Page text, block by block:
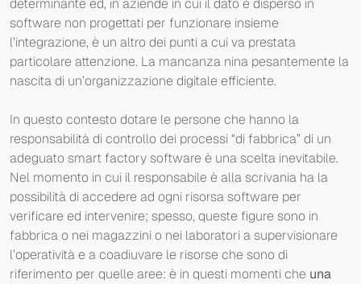
determinante ed, in aziende in cui il dato è disperso in
software non progettati per funzionare insieme
l’integrazione, è un altro dei punti a cui va prestata
particolare attenzione. La mancanza nina pesantemente la
nascita di un’organizzazione digitale efficiente.
In questo contesto dotare le persone che hanno la
responsabilità di controllo dei processi “di fabbrica” di un
adeguato smart factory software è una scelta inevitabile.
Nel momento in cui il responsabile è alla scrivania ha la
possibilità di accedere ad ogni risorsa software per
verificare ed intervenire; spesso, queste figure sono in
fabbrica o nei magazzini o nei laboratori a supervisionare
l’operatività e a coadiuvare le risorse che sono di
riferimento per quelle aree: è in questi momenti che una